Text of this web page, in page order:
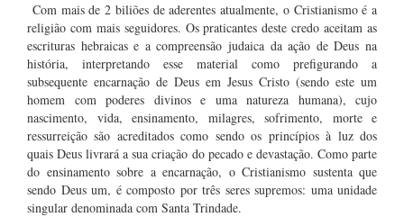
Com mais de 2 biliões de aderentes atualmente, o Cristianismo é a
religião com mais seguidores. Os praticantes deste credo aceitam as
escrituras hebraicas e a compreensão judaica da ação de Deus na
história, interpretando esse material como prefigurando a
subsequente encarnação de Deus em Jesus Cristo (sendo este um
homem com poderes divinos e uma natureza humana), cujo
nascimento, vida, ensinamento, milagres, sofrimento, morte e
ressurreição são acreditados como sendo os princípios à luz dos
quais Deus livrará a sua criação do pecado e devastação. Como parte
do ensinamento sobre a encarnação, o Cristianismo sustenta que
sendo Deus um, é composto por três seres supremos: uma unidade
singular denominada com Santa Trindade.